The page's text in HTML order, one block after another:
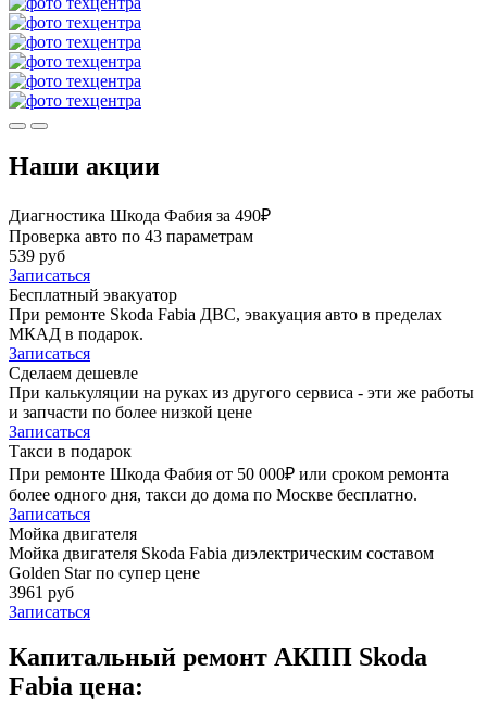
Наши акции
Диагностика Шкода Фабия за 490₽
Проверка авто по 43 параметрам
539 руб
Записаться
Бесплатный эвакуатор
При ремонте Skoda Fabia ДВС, эвакуация авто в пределах
МКАД в подарок.
Записаться
Сделаем дешевле
При калькуляции на руках из другого сервиса - эти же работы
и запчасти по более низкой цене
Записаться
Такси в подарок
При ремонте Шкода Фабия от 50 000₽ или сроком ремонта
более одного дня, такси до дома по Москве бесплатно.
Записаться
Мойка двигателя
Мойка двигателя Skoda Fabia диэлектрическим составом
Golden Star по супер цене
3961 руб
Записаться
Капитальный ремонт АКПП Skoda
Fabia цена: